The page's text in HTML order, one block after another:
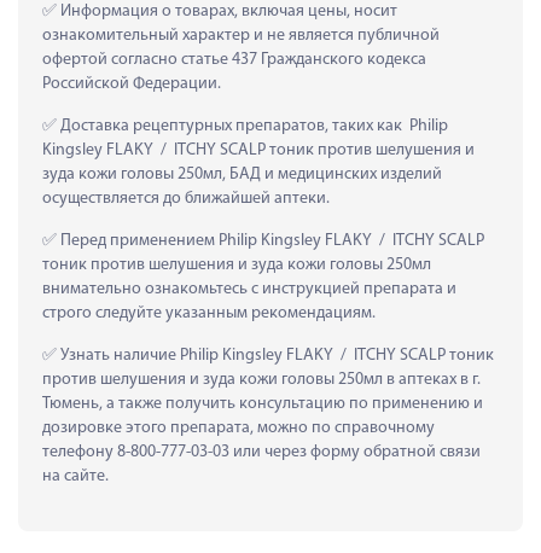
Информация о товарах, включая цены, носит
ознакомительный характер и не является публичной
офертой согласно статье 437 Гражданского кодекса
Российской Федерации.
Доставка рецептурных препаратов, таких как  Philip
Kingsley FLAKY  /  ITCHY SCALP тоник против шелушения и
зуда кожи головы 250мл, БАД и медицинских изделий
осуществляется до ближайшей аптеки.
Перед применением Philip Kingsley FLAKY  /  ITCHY SCALP
тоник против шелушения и зуда кожи головы 250мл
внимательно ознакомьтесь с инструкцией препарата и
строго следуйте указанным рекомендациям.
Узнать наличие Philip Kingsley FLAKY  /  ITCHY SCALP тоник
против шелушения и зуда кожи головы 250мл в аптеках в г.
Тюмень, а также получить консультацию по применению и
дозировке этого препарата, можно по справочному
телефону 8-800-777-03-03 или через форму обратной связи
на сайте.